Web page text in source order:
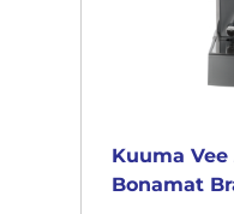
Kuuma Vee
Bonamat